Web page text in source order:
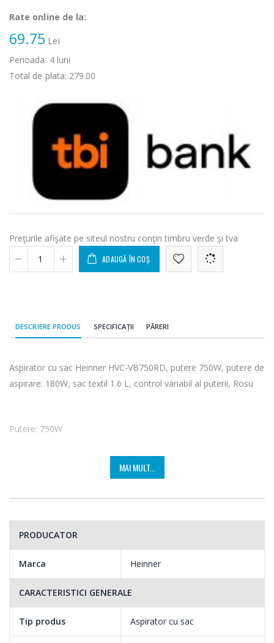
Rate online de la:
69.75 Lei
Perioada: 4luni
Total de plata: 279.00
Preţurile afişate pe siteul nostru conţin timbru verde şi tva
ADAUGĂ ÎN COȘ
DESCRIERE PRODUS SPECIFICAȚII PĂRERI
Aspirator cu sac Heinner HVC-VB750RD, putere 750W, putere de
aspirare: 180W, sac textil 1.6 L, control variabil al puterii, Rosu
Putere: 750W
Performanta maxima de aspirare cu un consum minim de
energy si un motor ecologic. Cu un motor ecologic de doar
rezultatele dorite.
Filtru HEPA H11
retinerea impuritatilor aerului, oferind astfel un mediu mai curat
casei tale. In plus, filtrul HEPA este mai usor de curatat si
intretinut datorita materialului lavabil din care este fabricat
MAI MULT...
PRODUCATOR
Marca Heinner
CARACTERISTICI GENERALE
Tip produs Aspirator cu sac